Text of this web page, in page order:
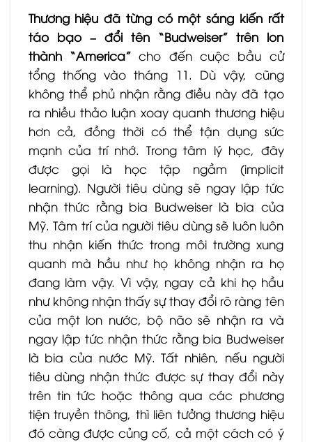
Thương hiệu đã từng có một sáng kiến rất
táo bạo – đổi tên “Budweiser” trên lon
thành “America”cho đến cuộc bầu cử
tổng thống vào tháng 11. Dù vậy, cũng
không thể phủ nhận rằng điều này đã tạo
ra nhiều thảo luận xoay quanh thương hiệu
hơn cả, đồng thời có thể tận dụng sức
mạnh của trí nhớ. Trong tâm lý học, đây
được gọi là học tập ngầm (implicit
learning). Người tiêu dùng sẽ ngay lập tức
nhận thức rằng bia Budweiser là bia của
Mỹ. Tâm trí của người tiêu dùng sẽ luôn luôn
thu nhận kiến ​​thức trong môi trường xung
quanh mà hầu như họ không nhận ra họ
đang làm vậy. Vì vậy, ngay cả khi họ hầu
như không nhận thấy sự thay đổi rõ ràng tên
của một lon nước, bộ não sẽ nhận ra và
ngay lập tức nhận thức rằng bia Budweiser
là bia của nước Mỹ. Tất nhiên, nếu người
tiêu dùng nhận thức được sự thay đổi này
trên tin tức hoặc thông qua các phương
tiện truyền thông, thì liên tưởng thương hiệu
đó càng được củng cố, cả một cách có ý